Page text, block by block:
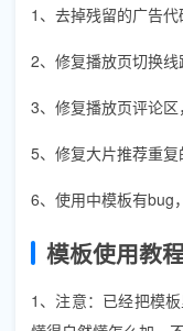
1、去掉残留的广告代
2、修复播放页切换
3、修复播放页评论
5、修复大片推荐重复
6、使用中模板有bug
模板使用教
1、注意：已经把模